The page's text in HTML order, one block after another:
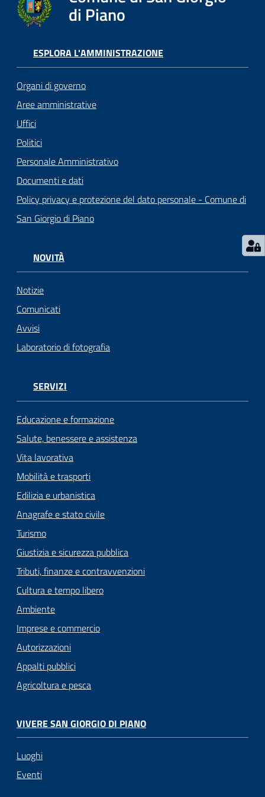
o
n
e
Tutti
gli
argomenti...
di Piano
ESPLORA L'AMMINISTRAZIONE
Organi di governo
Aree amministrative
Uffici
Politici
Personale Amministrativo
Documenti e dati
Policy privacy e protezione del dato personale - Comune di
San Giorgio di Piano
NOVITÀ
Notizie
Comunicati
Avvisi
Laboratorio di fotografia
SERVIZI
Educazione e formazione
Salute, benessere e assistenza
Vita lavorativa
Mobilità e trasporti
Edilizia e urbanistica
Anagrafe e stato civile
Turismo
Giustizia e sicurezza pubblica
Tributi, finanze e contravvenzioni
Cultura e tempo libero
Ambiente
Imprese e commercio
Autorizzazioni
Appalti pubblici
Agricoltura e pesca
VIVERE SAN GIORGIO DI PIANO
Luoghi
Eventi